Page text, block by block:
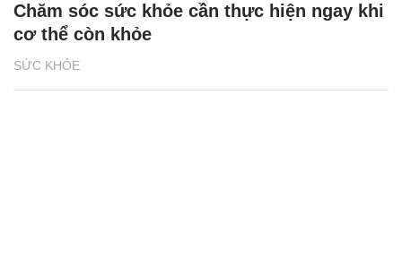
SỨC KHỎE
Chăm sóc sức khỏe cần thực hiện ngay khi
cơ thể còn khỏe